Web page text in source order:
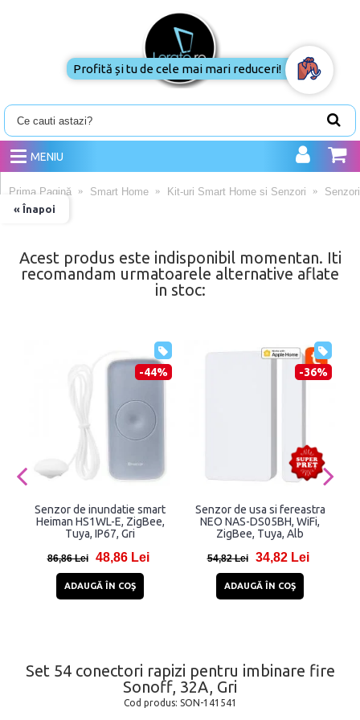
MENIU
« Înapoi
Prima Pagină Smart Home Kit-uri Smart Home si Senzori
Acest produs este indisponibil momentan. Iti
recomandam urmatoarele alternative aflate
in stoc:
-44%
Senzor de inundatie smart
Heiman HS1WL-E, ZigBee,
Tuya, IP67, Gri
86,86 Lei 48,86 Lei
ADAUGĂ ÎN COŞ
-36%
Senzor de usa si fereastra
NEO NAS-DS05BH, WiFi,
ZigBee, Tuya, Alb
54,82 Lei 34,82 Lei
ADAUGĂ ÎN COŞ
Set 54 conectori rapizi pentru imbinare fire
Sonoff, 32A, Gri
Cod produs: SON-141541
Profită și tu de cele mai mari
reduceri!